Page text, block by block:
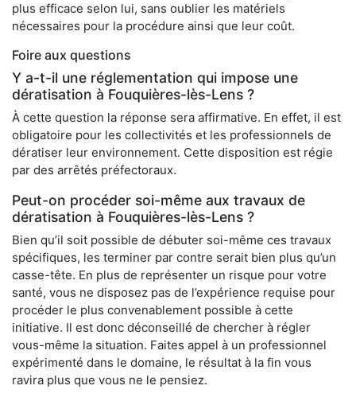
plus efficace selon lui, sans oublier les matériels
nécessaires pour la procédure ainsi que leur coût.
Foire aux questions
Y a-t-il une réglementation qui impose une
dératisation à Fouquières-lès-Lens ?
À cette question la réponse sera affirmative. En effet, il est
obligatoire pour les collectivités et les professionnels de
dératiser leur environnement. Cette disposition est régie
par des arrêtés préfectoraux.
Peut-on procéder soi-même aux travaux de
dératisation à Fouquières-lès-Lens ?
Bien qu’il soit possible de débuter soi-même ces travaux
spécifiques, les terminer par contre serait bien plus qu’un
casse-tête. En plus de représenter un risque pour votre
santé, vous ne disposez pas de l’expérience requise pour
procéder le plus convenablement possible à cette
initiative. Il est donc déconseillé de chercher à régler
vous-même la situation. Faites appel à un professionnel
expérimenté dans le domaine, le résultat à la fin vous
ravira plus que vous ne le pensiez.